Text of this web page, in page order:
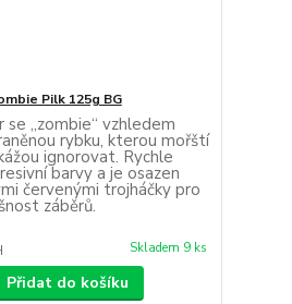
Pilk 125g BG
se „zombie“ vzhledem
rybku, kterou mořští
ignorovat. Rychle
barvy a je osazen
červenými trojháčky pro
záběrů.
Skladem 9 ks
Přidat do košíku